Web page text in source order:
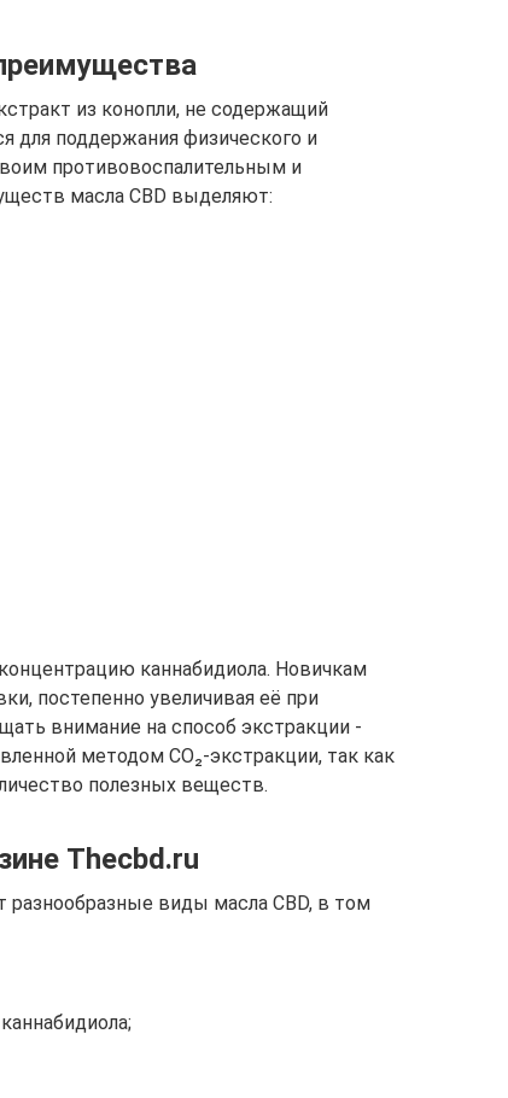
из конопли, не содержащий
для поддержания физического и
противовоспалительным и
масла CBD выделяют:
каннабидиола. Новичкам
постепенно увеличивая её при
внимание на способ экстракции -
методом CO₂-экстракции, так как
полезных веществ.
Thecbd.ru
разнообразные виды масла CBD, в том